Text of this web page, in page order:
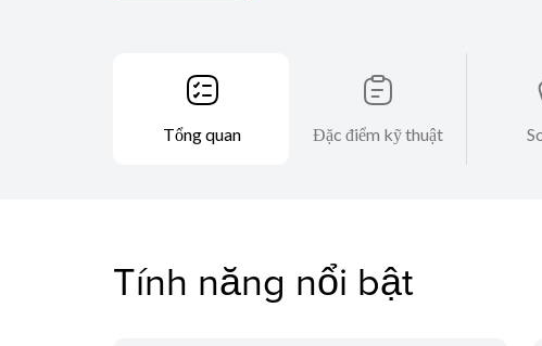
Tổng quan Đặc điểm kỹ thuật
Tính năng nổi bật